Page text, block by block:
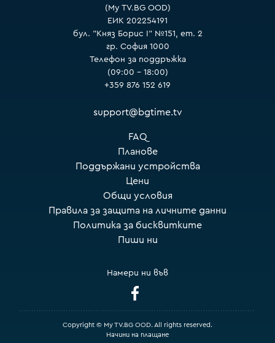
(My TV.BG OOD)
ЕИК 202254191
бул. "Княз Борис I" №151, ет. 2
гр. София 1000
Телефон за поддръжка
(09:00 – 18:00)
+359 876 152 619
support@bgtime.tv
FAQ
Планове
Поддържани устройства
Цени
Общи условия
Правила за защита на личните данни
Политика за бисквитките
Пиши ни
Намери ни във
Начини на плащане
Copyright © My TV.BG OOD. All rights reserved.